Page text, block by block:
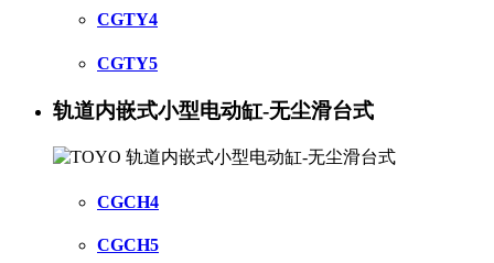
CGTY4
CGTY5
轨道内嵌式小型电动缸-无尘滑台式
CGCH4
CGCH5